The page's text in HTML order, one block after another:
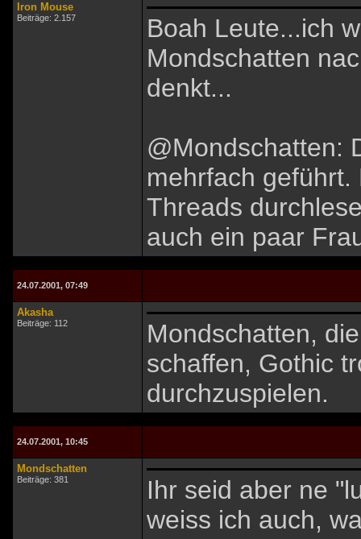
Iron Mouse
Beiträge: 2.157
Boah Leute...ich
Mondschatten
denkt...
@Mondschatten:
mehrfach
Threads
auch ein paar
24.07.2001, 07:49
Akasha
Beiträge: 112
Mondschatten,
schaffen, Gothic
durchzuspielen.
24.07.2001, 10:45
Mondschatten
Beiträge: 381
Ihr seid aber ne
weiss ich auch,